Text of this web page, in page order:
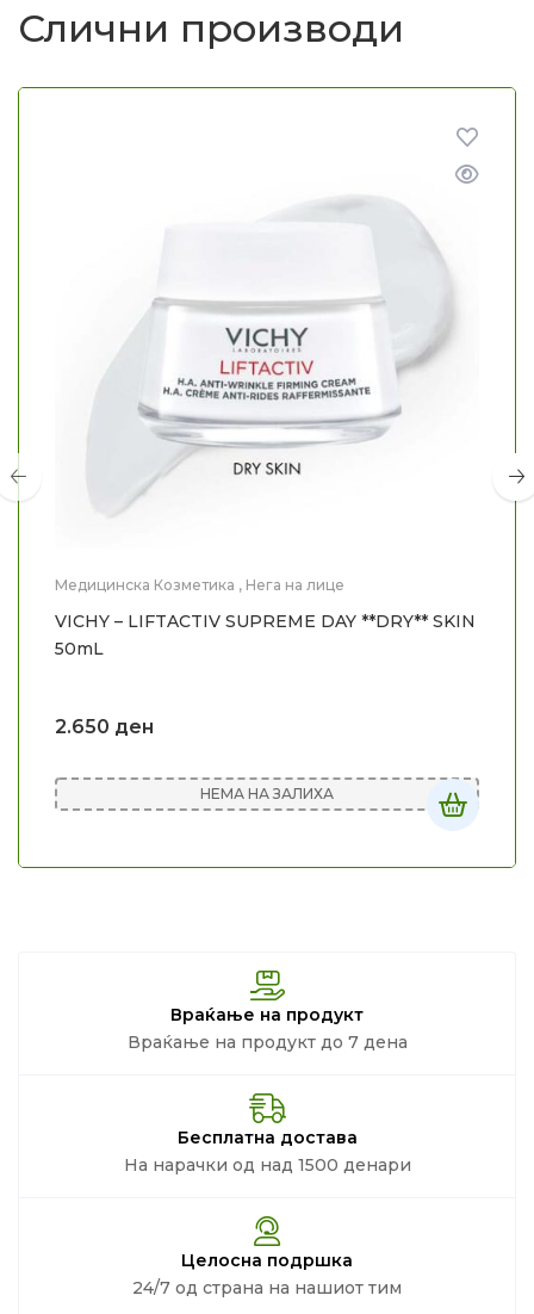
Слични производи
Медицинска Козметика , Нега на лице
VICHY – LIFTACTIV SUPREME DAY **DRY** SKIN
50mL
2.650 ден
НЕМА НА ЗАЛИХА
Враќање на продукт
Враќање на продукт до 7 дена
Бесплатна достава
На нарачки од над 1500 денари
Целосна подршка
24/7 од страна на нашиот тим